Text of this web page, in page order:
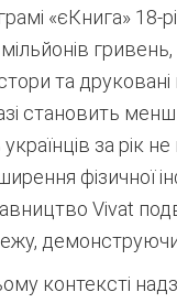
«єКнига» 18-
та друковані
становить
українців за рік
фізичної
Vivat
демонструючи
контексті